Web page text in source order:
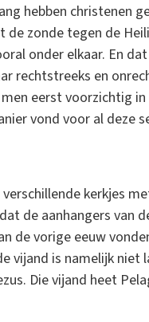
hebben christenen
zonde tegen de
onder elkaar. En
rechtstreeks en
eerst voorzichtig
vond voor al deze
kerkjes
de aanhangers van
de vorige eeuw
vijand is namelijk niet
Die vijand heet